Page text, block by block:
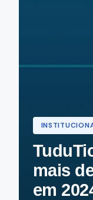
mais
em